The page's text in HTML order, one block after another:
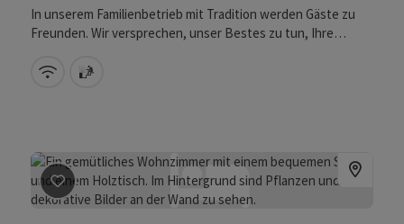
In unserem Familienbetrieb mit Tradition werden Gäste zu
Freunden. Wir versprechen, unser Bestes zu tun, Ihre
W-Lan (kostenlos)
Beitrag merken: Exquisites Übernachten in Enns